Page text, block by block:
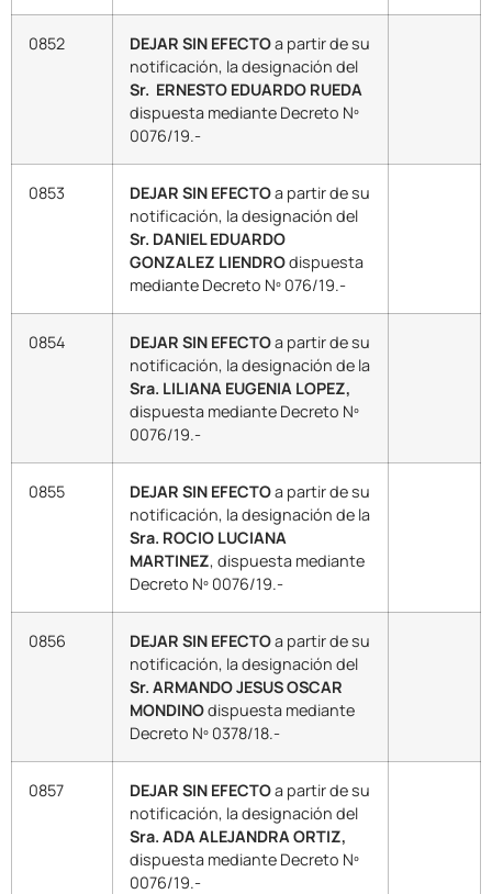
0852 DEJAR SIN EFECTOa partir de su
notificación, la designación del
Sr. ERNESTO EDUARDO RUEDA
dispuesta mediante Decreto Nº
0076/19.-
0853 DEJAR SIN EFECTOa partir de su
notificación, la designación del
Sr. DANIEL EDUARDO
GONZALEZ LIENDROdispuesta
mediante Decreto Nº 076/19.-
0854 DEJAR SIN EFECTOa partir de su
notificación, la designación de la
Sra. LILIANA EUGENIA LOPEZ,
dispuesta mediante Decreto Nº
0076/19.-
0855 DEJAR SIN EFECTOa partir de su
notificación, la designación de la
Sra. ROCIO LUCIANA
MARTINEZ, dispuesta mediante
Decreto Nº 0076/19.-
0856 DEJAR SIN EFECTOa partir de su
notificación, la designación del
Sr. ARMANDO JESUS OSCAR
MONDINOdispuesta mediante
Decreto Nº 0378/18.-
0857 DEJAR SIN EFECTOa partir de su
notificación, la designación del
Sra. ADA ALEJANDRA ORTIZ,
dispuesta mediante Decreto Nº
0076/19.-